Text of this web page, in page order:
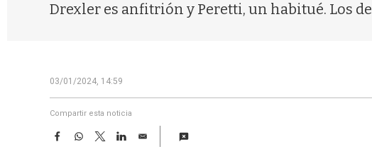
Drexler es anfitrión y Peretti, un habitué. Los
03/01/2024, 14:59
Compartir esta noticia
F
W
T
w
L
E